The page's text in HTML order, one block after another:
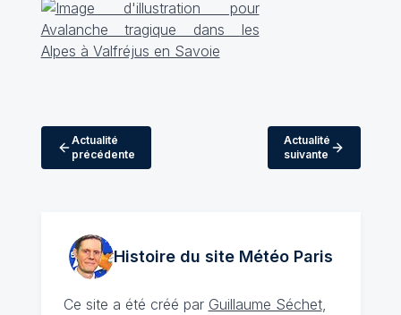
Actualité
précédente
Actualité
suivante
Histoire du site MétéoParis
Ce site a été créé par Guillaume Séchet,